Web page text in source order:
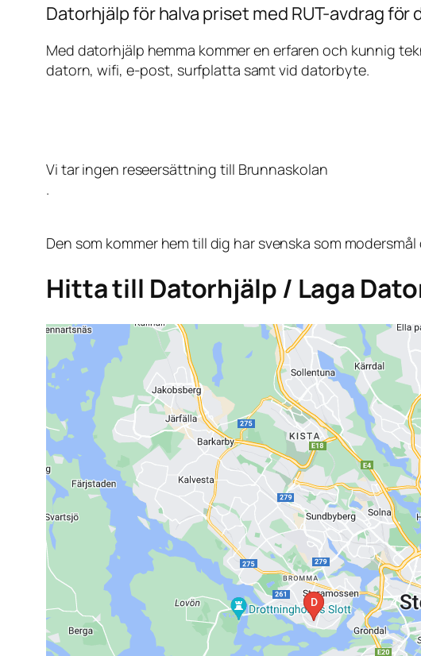
Datorhjälp för halva priset med RUT-avdrag för
Med datorhjälp hemma kommer en erfaren och kunnig
datorn, wifi, e-post, surfplatta samt vid datorbyte.
Vi tar ingen reseersättning till Brunnaskolan
.
Den som kommer hem till dig har svenska som
Hitta till Datorhjälp / Laga